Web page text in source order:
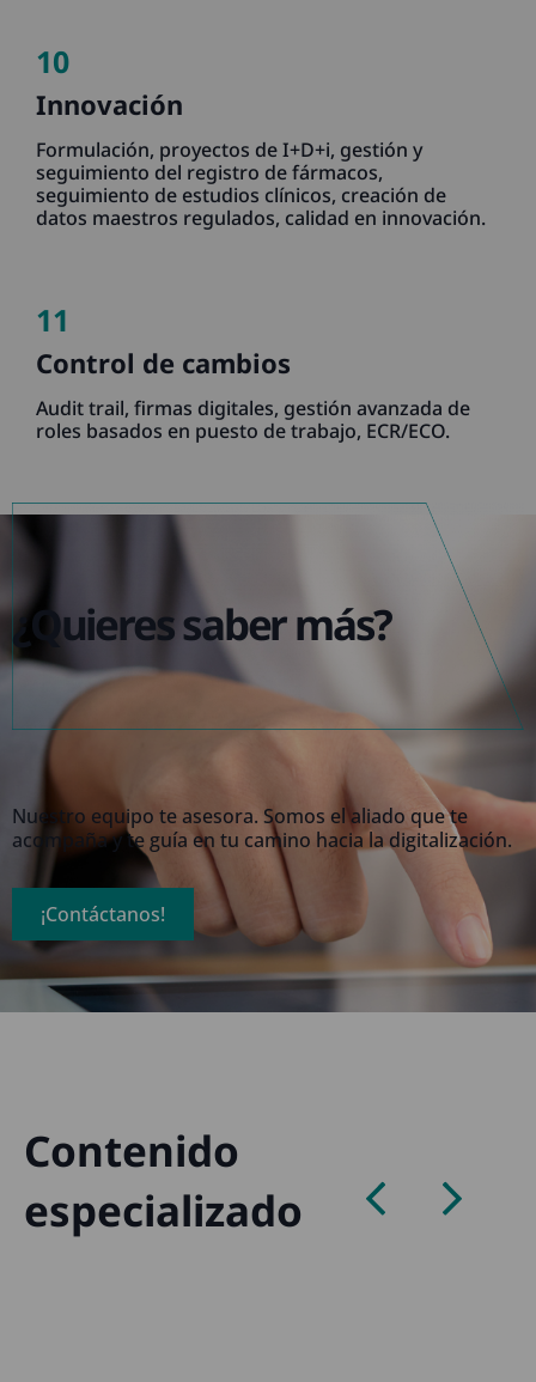
10
Innovación
Formulación, proyectos de I+D+i, gestión y
seguimiento del registro de fármacos,
seguimiento de estudios clínicos, creación de
datos maestros regulados, calidad en innovación.
11
Control de cambios
Audit trail, firmas digitales, gestión avanzada de
roles basados en puesto de trabajo, ECR/ECO.
¿Quieres saber más?
Nuestro equipo te asesora. Somos el aliado que te
acompaña y te guía en tu camino hacia la digitalización.
¡Contáctanos!
Contenido
especializado